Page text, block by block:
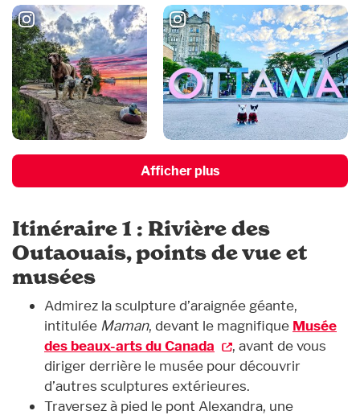
Afficher plus
Itinéraire 1 : Rivière des
Outaouais, points de vue et
musées
Admirez la sculpture d’araignée géante,
intitulée Maman, devant le magnifique Musée
des beaux-arts du Canada
, avant de vous
diriger derrière le musée pour découvrir
d’autres sculptures extérieures.
Traversez à pied le pont Alexandra, une